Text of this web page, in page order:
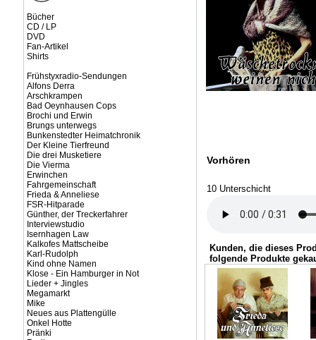
Bücher
CD / LP
DVD
Fan-Artikel
Shirts
Frühstyxradio-Sendungen
Alfons Derra
Arschkrampen
Bad Oeynhausen Cops
Brochi und Erwin
Brungs unterwegs
Bunkenstedter Heimatchronik
Der Kleine Tierfreund
Die drei Musketiere
Die Vierma
Erwinchen
Fahrgemeinschaft
Frieda & Anneliese
FSR-Hitparade
Günther, der Treckerfahrer
Interviewstudio
Isernhagen Law
Kalkofes Mattscheibe
Karl-Rudolph
Kind ohne Namen
Klose - Ein Hamburger in Not
Lieder + Jingles
Megamarkt
Mike
Neues aus Plattengülle
Onkel Hotte
Pränki
Vorhören
10 Unterschicht
Kunden, die dieses
folgende Produkte